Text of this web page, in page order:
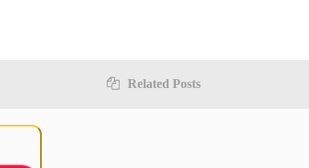
Related Posts